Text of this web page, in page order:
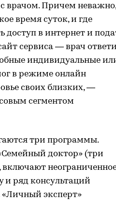
с врачом. Причем неважно,
время суток, и где
доступ в интернет и
сервиса — врач
индивидуальные
в режиме онлайн
своих близких, —
сегментом
три программы.
доктор» (три
включают
и ряд консультаций
эксперт»